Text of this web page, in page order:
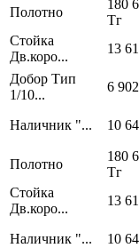
Полотно
180
Тг
Стойка
Дв.коро...
13
Добор Тип
1/10...
6
Наличник "...
10
Полотно
180
Тг
Стойка
Дв.коро...
13
Наличник "...
10